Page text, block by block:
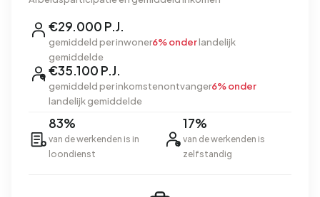
€29.000 P.J.
gemiddeld per inwoner6% onderlandelijk
gemiddelde
€35.100 P.J.
gemiddeld per inkomstenontvanger6% onder
landelijk gemiddelde
83%
van de werkenden is in
loondienst
17%
van de werkenden is
zelfstandig